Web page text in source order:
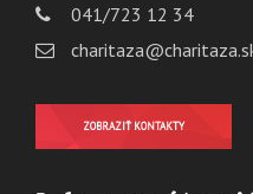
041/723 12 34
ZOBRAZIŤ KONTAKTY